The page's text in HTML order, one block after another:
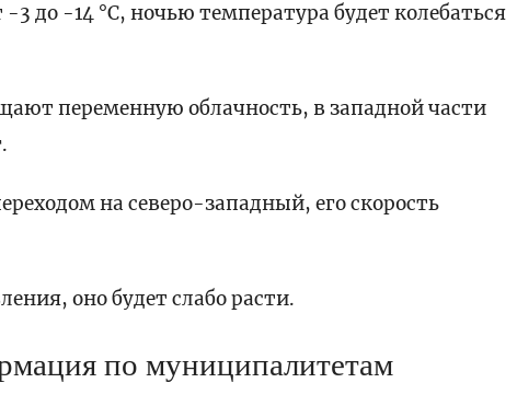
3 до -14 °C, ночью температура будет колебаться
переменную облачность, в западной части
на северо-западный, его скорость
оно будет слабо расти.
по муниципалитетам